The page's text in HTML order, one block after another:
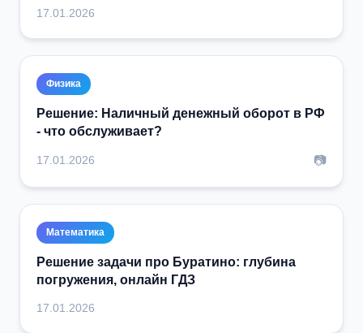
17.01.2026
Физика
Решение: Наличный денежный оборот в РФ
- что обслуживает?
17.01.2026 📷
Математика
Решение задачи про Буратино: глубина
погружения, онлайн ГДЗ
17.01.2026